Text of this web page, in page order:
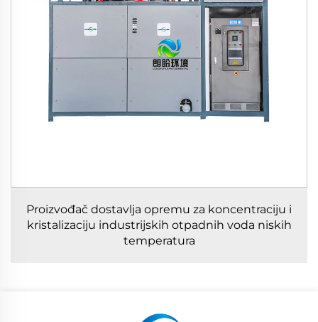
Proizvođač dostavlja opremu za koncentraciju i
kristalizaciju industrijskih otpadnih voda niskih
temperatura